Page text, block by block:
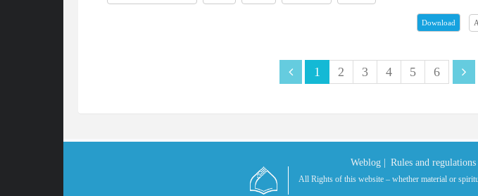
Download
1 2 3 4 5 6
Weblog | Rules and regulations |
All Rights of this website – whether material or